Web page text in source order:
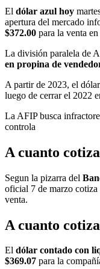
El dólar azul hoy
apertura del mercado
$372.00 para la venta
La división paralela de
en propina de
A partir de 2023, el
luego de cerrar el 2022
La AFIP busca
controla
A cuanto
Segun la pizarra del
oficial 7 de marzo cotiza
venta.
A cuanto
El dólar contado con
$369.07 para la